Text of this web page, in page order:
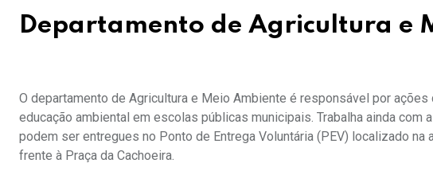
Departamento de Agricultura e
O departamento de Agricultura e Meio Ambiente é responsável por
educação ambiental em escolas públicas municipais. Trabalha ainda
podem ser entregues no Ponto de Entrega Voluntária (PEV) localizado
frente à Praça da Cachoeira.